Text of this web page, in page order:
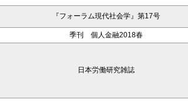
『フォーラム現代社会学』第17号
季刊 個人金融2018春
日本労働研究雑誌